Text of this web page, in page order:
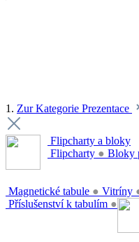
1. Zur Kategorie Prezentace
Flipcharty a bloky
Flipcharty ● Bloky
Magnetické tabule ● Vitríny
Příslušenství k tabulím ●